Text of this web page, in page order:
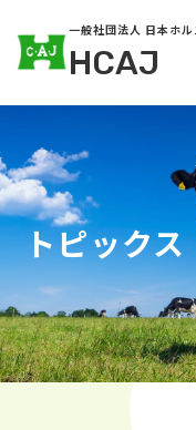
一般社団法人 日本ホ
HCAJ
トピックス